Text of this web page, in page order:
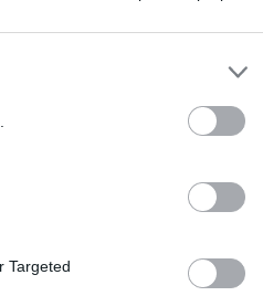
Targeted
volt az új
forintos
jelentősen
időszakában
NYUGDÍJ